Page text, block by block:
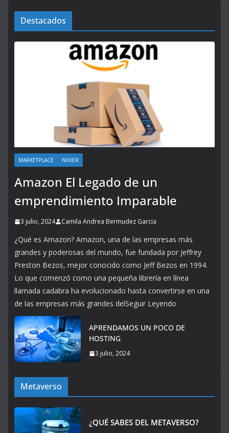
Destacados
MARKETPLACE NIIXER
Amazon El Legado de un
emprendimiento Imparable
3 julio, 2024 Camila Andrea Bermudez Garcia
¿Qué es Amazon? Amazon, una de las empresas más
grandes y poderosas del mundo, fue fundada por Jeffrey
Preston Bezos, mejor conocido como Jeff Bezos en 1994.
Lo que comenzó como una pequeña librería en línea
llamada cadabra ha evolucionado hasta convertirse en una
de las empresas más grandes delSeguir Leyendo
APRENDAMOS UN POCO DE
HOSTING
3 julio, 2024
Metaverso
¿QUÉ SABES DEL METAVERSO?